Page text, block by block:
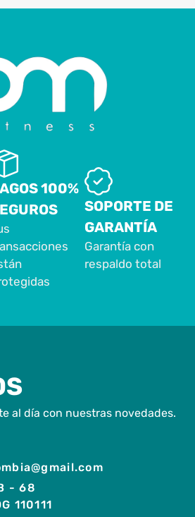
100%
SOPORTE DE
GARANTÍA
Garantía con
respaldo total
al día con nuestras novedades.
- 68
110111